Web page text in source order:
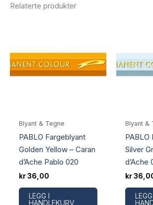
Relaterte produkter
Blyant & Tegne
PABLO Fargeblyant
Golden Yellow – Caran
d’Ache Pablo 020
kr36,00
LEGG I
HANDLEKURV
Blyant &
PABLO
Silver
d’Ache
kr